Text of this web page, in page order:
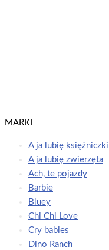
MARKI
A ja lubię księżniczki
A ja lubię zwierzęta
Ach, te pojazdy
Barbie
Bluey
Chi Chi Love
Cry babies
Dino Ranch